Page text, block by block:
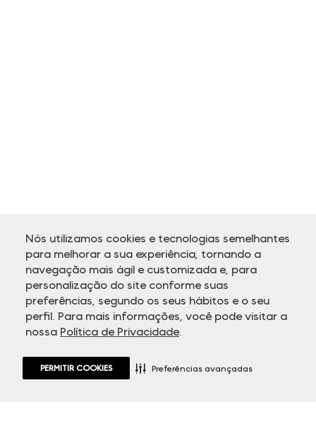
Nós utilizamos cookies e tecnologias semelhantes
para melhorar a sua experiência, tornando a
navegação mais ágil e customizada e, para
personalização do site conforme suas
preferências, segundo os seus hábitos e o seu
perfil. Para mais informações, você pode visitar a
nossa Política de Privacidade.
PERMITIR COOKIES Preferências avançadas